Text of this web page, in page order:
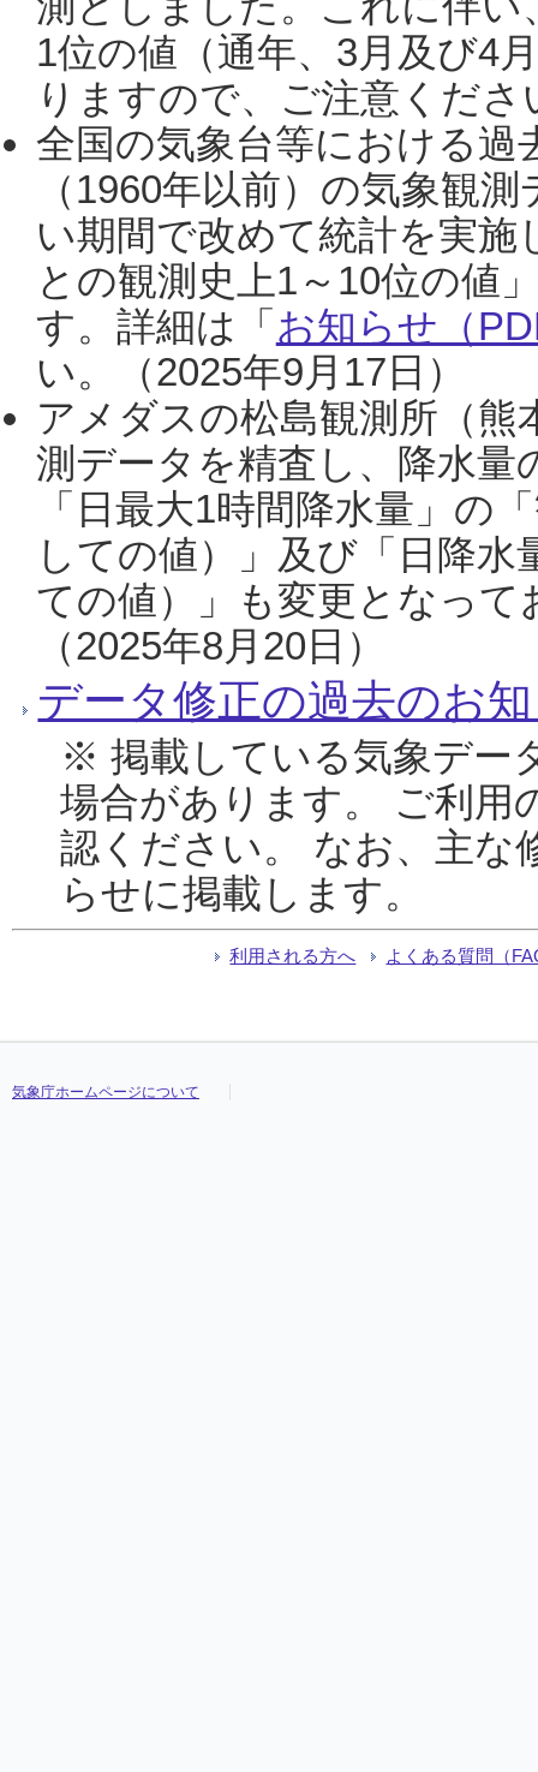
1位の値（通年、3月及び4
りますので、ご注意くだ
全国の気象台等における過
（1960年以前）の気象観
い期間で改めて統計を実
との観測史上1～10位の値
す。詳細は「 お知らせ（
い。（2025年9月17日）
アメダスの松島観測所（熊
測データを精査し、降水
「日最大1時間降水量」の
しての値）」及び「日降
ての値）」も変更となっ
（2025年8月20日）
データ修正の過去のお
※ 掲載している気象デー
場合があります。 ご利用
認ください。 なお、主な
らせに掲載します。
利用される方へ よくある質問（
気象庁ホームページについて